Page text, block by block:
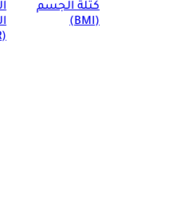
كتلة الجسم
(BMI)
(BMR)